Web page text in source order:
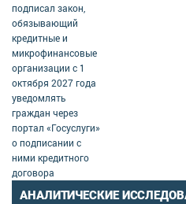
подписал закон,
обязывающий
кредитные и
микрофинансовые
организации с 1
октября 2027 года
уведомлять
граждан через
портал «Госуслуги»
о подписании с
ними кредитного
договора
АНАЛИТИЧЕСКИЕ